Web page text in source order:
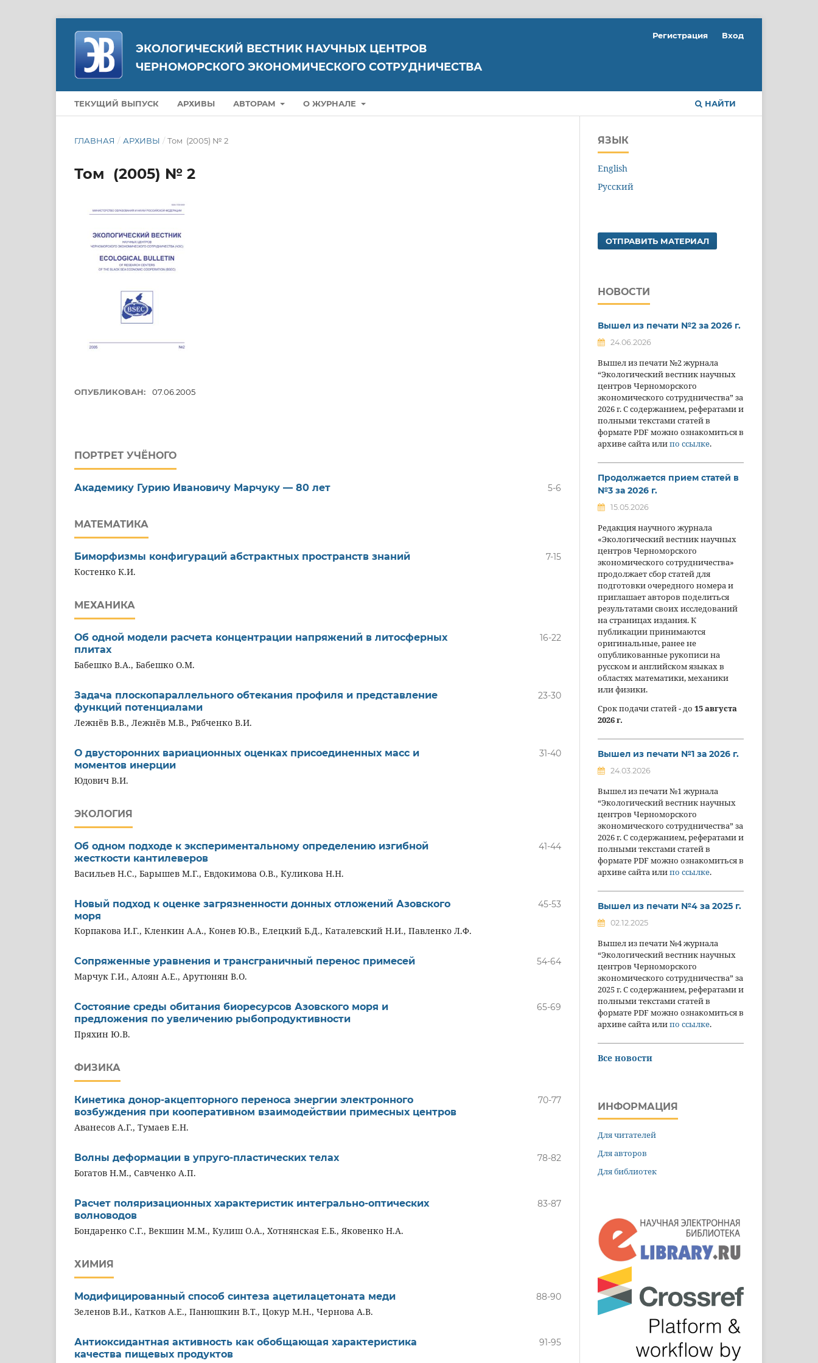
ЭКОЛОГИЧЕСКИЙ ВЕСТНИК НАУЧНЫХ ЦЕНТРОВ
ЧЕРНОМОРСКОГО ЭКОНОМИЧЕСКОГО СОТРУДНИЧЕСТВА
ТЕКУЩИЙ ВЫПУСК АРХИВЫ АВТОРАМ О ЖУРНАЛЕ НАЙТИ
Регистрация Вход
ГЛАВНАЯ / АРХИВЫ / Том (2005) № 2
Том (2005) № 2
ОПУБЛИКОВАН: 07.06.2005
ПОРТРЕТ УЧЁНОГО
Академику Гурию Ивановичу Марчуку — 80 лет 5-6
МАТЕМАТИКА
Биморфизмы конфигураций абстрактных пространств знаний 7-15
Костенко К.И.
МЕХАНИКА
Об одной модели расчета концентрации напряжений в литосферных
плитах
16-22
Бабешко В.А., Бабешко О.М.
Задача плоскопараллельного обтекания профиля и представление
функций потенциалами
23-30
Лежнёв В.В., Лежнёв М.В., Рябченко В.И.
О двусторонних вариационных оценках присоединенных масс и
моментов инерции
31-40
Юдович В.И.
ЭКОЛОГИЯ
Об одном подходе к экспериментальному определению изгибной
жесткости кантилеверов
41-44
Васильев Н.С., Барышев М.Г., Евдокимова О.В., Куликова Н.Н.
Новый подход к оценке загрязненности донных отложений Азовского
моря
45-53
Корпакова И.Г., Кленкин А.А., Конев Ю.В., Елецкий Б.Д., Каталевский Н.И., Павленко Л.Ф.
Сопряженные уравнения и трансграничный перенос примесей 54-64
Марчук Г.И., Алоян А.Е., Арутюнян В.О.
Состояние среды обитания биоресурсов Азовского моря и
предложения по увеличению рыбопродуктивности
65-69
Пряхин Ю.В.
ФИЗИКА
Кинетика донор-акцепторного переноса энергии электронного
возбуждения при кооперативном взаимодействии примесных центров
70-77
Аванесов А.Г., Тумаев Е.Н.
Волны деформации в упруго-пластических телах 78-82
Богатов Н.М., Савченко А.П.
Расчет поляризационных характеристик интегрально-оптических
волноводов
83-87
Бондаренко С.Г., Векшин М.М., Кулиш О.А., Хотнянская Е.Б., Яковенко Н.А.
ХИМИЯ
Модифицированный способ синтеза ацетилацетоната меди 88-90
Зеленов В.И., Катков А.Е., Панюшкин В.Т., Цокур М.Н., Чернова А.В.
Антиоксидантная активность как обобщающая характеристика
качества пищевых продуктов
91-95
ЯЗЫК
English
Русский
ОТПРАВИТЬ МАТЕРИАЛ
НОВОСТИ
Вышел из печати №2 за 2026 г.
24.06.2026
Вышел из печати №2 журнала
“Экологический вестник научных
центров Черноморского
экономического сотрудничества” за
2026 г. С содержанием, рефератами и
полными текстами статей в
формате PDF можно ознакомиться в
архиве сайта илипо ссылке.
Продолжается прием статей в
№3 за 2026 г.
15.05.2026
Редакция научного журнала
«Экологический вестник научных
центров Черноморского
экономического сотрудничества»
продолжает сбор статей для
подготовки очередного номера и
приглашает авторов поделиться
результатами своих исследований
на страницах издания. К
публикации принимаются
оригинальные, ранее не
опубликованные рукописи на
русском и английском языках в
областях математики, механики
или физики.
Срок подачи статей - до 15 августа
2026 г.
Вышел из печати №1 за 2026 г.
24.03.2026
Вышел из печати №1 журнала
“Экологический вестник научных
центров Черноморского
экономического сотрудничества” за
2026 г. С содержанием, рефератами и
полными текстами статей в
формате PDF можно ознакомиться в
архиве сайта илипо ссылке.
Вышел из печати №4 за 2025 г.
02.12.2025
Вышел из печати №4 журнала
“Экологический вестник научных
центров Черноморского
экономического сотрудничества” за
2025 г. С содержанием, рефератами и
полными текстами статей в
формате PDF можно ознакомиться в
архиве сайта илипо ссылке.
Все новости
ИНФОРМАЦИЯ
Для читателей
Для авторов
Для библиотек